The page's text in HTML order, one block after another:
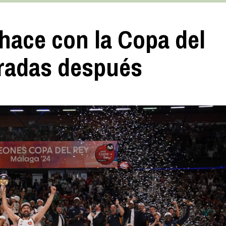
con la Copa del
después